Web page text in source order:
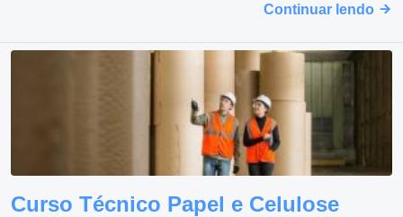
Continuar lendo
Curso Técnico Papel e Celulose